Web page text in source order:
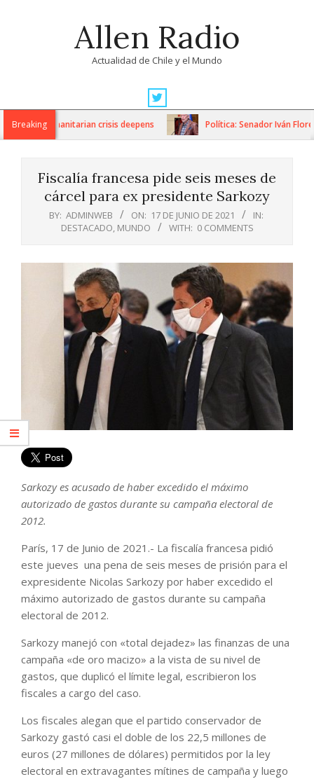
Allen Radio
Actualidad de Chile y el Mundo
Navigation
MenuBreaking
as humanitarian crisis deepens Política: Senador Iván Flores
Fiscalía francesa pide seis meses de
cárcel para ex presidente Sarkozy
BY: ADMINWEB ON: 17 DE JUNIO DE 2021
IN:
DESTACADO, MUNDO WITH: 0 COMMENTS
Sarkozy es acusado de haber excedido el máximo
autorizado de gastos durante su campaña electoral de
2012.
París, 17 de Junio de 2021.- La fiscalía francesa pidió
este jueves una pena de seis meses de prisión para el
expresidente Nicolas Sarkozy por haber excedido el
máximo autorizado de gastos durante su campaña
electoral de 2012.
Sarkozy manejó con «total dejadez» las finanzas de una
campaña «de oro macizo» a la vista de su nivel de
gastos, que duplicó el límite legal, escribieron los
fiscales a cargo del caso.
Los fiscales alegan que el partido conservador de
Sarkozy gastó casi el doble de los 22,5 millones de
euros (27 millones de dólares) permitidos por la ley
electoral en extravagantes mítines de campaña y luego